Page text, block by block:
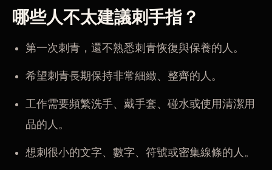
哪些人不太建議刺手指？
第一次刺青，還不熟悉刺青恢復與保養的人。
希望刺青長期保持非常細緻、整齊的人。
工作需要頻繁洗手、戴手套、碰水或使用清潔用
品的人。
想刺很小的文字、數字、符號或密集線條的人。